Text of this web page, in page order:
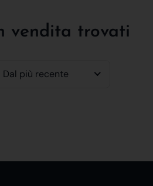
vendita trovati
Dal più recente